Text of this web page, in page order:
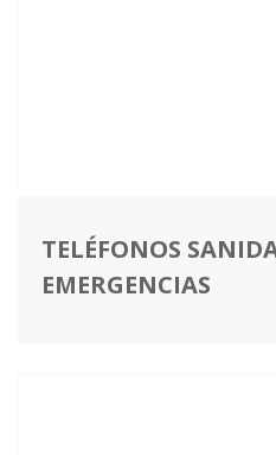
TELÉFONOS
EMERGENCIAS